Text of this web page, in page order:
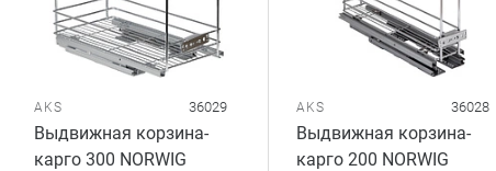
AKS 36029
Выдвижная корзина-
карго 300 NORWIG
AKS 36028
Выдвижная корзина-
карго 200 NORWIG